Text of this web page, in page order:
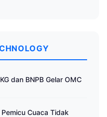
dan BNPB Gelar OMC
Cuaca Tidak